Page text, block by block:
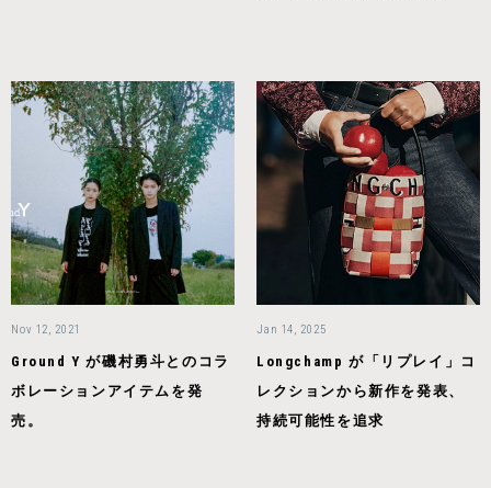
Nov 12, 2021
Ground Y が磯村勇斗とのコラ
ボレーションアイテムを発
売。
Jan 14, 2025
Longchamp が「リプレイ」コ
レクションから新作を発表、
持続可能性を追求